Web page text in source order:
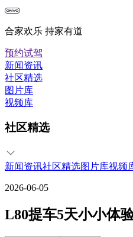
合家欢乐 持家有道
预约试驾
新闻资讯
社区精选
图片库
视频库
社区精选
新闻资讯社区精选图片库视频
2026-06-05
L80提车5天小小体